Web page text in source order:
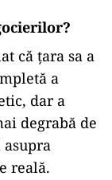
că țara sa a
a
dar a
degrabă de
reală.